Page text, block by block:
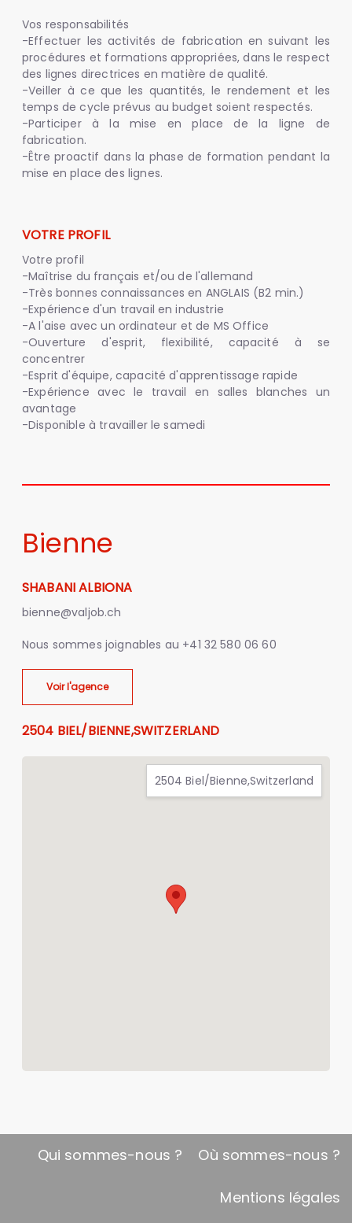
Vos responsabilités
-Effectuer les activités de fabrication en suivant les
procédures et formations appropriées, dans le respect
des lignes directrices en matière de qualité.
-Veiller à ce que les quantités, le rendement et les
temps de cycle prévus au budget soient respectés.
-Participer à la mise en place de la ligne de
fabrication.
-Être proactif dans la phase de formation pendant la
mise en place des lignes.
VOTRE PROFIL
Votre profil
-Maîtrise du français et/ou de l'allemand
-Très bonnes connaissances en ANGLAIS (B2 min.)
-Expérience d'un travail en industrie
-A l'aise avec un ordinateur et de MS Office
-Ouverture d'esprit, flexibilité, capacité à se
concentrer
-Esprit d'équipe, capacité d'apprentissage rapide
-Expérience avec le travail en salles blanches un
avantage
-Disponible à travailler le samedi
Bienne
SHABANI ALBIONA
bienne@valjob.ch
Nous sommes joignables au +41 32 580 06 60
Voir l'agence
2504 BIEL/BIENNE,SWITZERLAND
2504 Biel/Bienne,Switzerland
Qui sommes-nous ? Où sommes-nous ?
Mentions légales